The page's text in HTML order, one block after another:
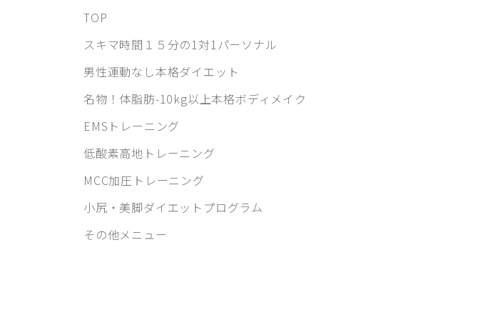
TOP
スキマ時間１５分の1対1パーソナル
男性運動なし本格ダイエット
名物！体脂肪-10kg以上本格ボディメイク
EMSトレーニング
低酸素高地トレーニング
MCC加圧トレーニング
小尻・美脚ダイエットプログラム
その他メニュー